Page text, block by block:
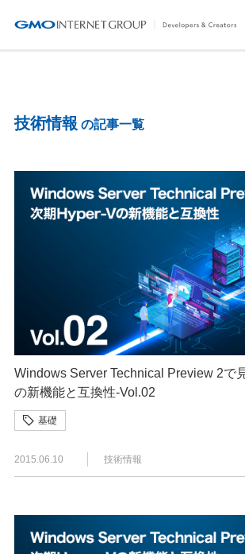
技術情報 の記事一覧
Windows Server Technical Preview 2で
の新機能と互換性-Vol.02
基礎
2015.06.10 技術情報